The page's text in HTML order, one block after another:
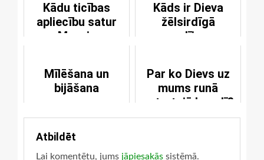
Kādu ticības
apliecību satur
Mazais
Kāds ir Dieva
žēlsirdīgā
apsolījuma
Mīlēšana un
bijāšana
Par ko Dievs uz
mums runā
ceturtajā bauslī?
Atbildēt
Lai komentētu, jums jāpiesakās sistēmā.